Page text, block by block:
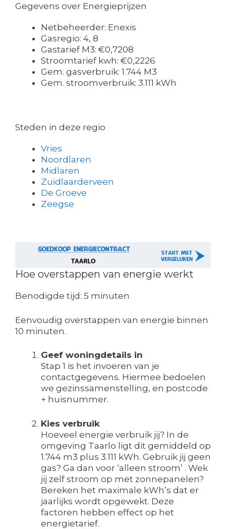
Gegevens over Energieprijzen
Netbeheerder: Enexis
Gasregio: 4, 8
Gastarief M3: €0,7208
Stroomtarief kwh: €0,2226
Gem. gasverbruik: 1.744 M3
Gem. stroomverbruik: 3.111 kWh
Steden in deze regio
Vries
Noordlaren
Midlaren
Zuidlaarderveen
De Groeve
Zeegse
Hoe overstappen van energie werkt
Benodigde tijd: 5 minuten
Eenvoudig overstappen van energie binnen
10 minuten.
Geef woningdetails in
Stap 1 is het invoeren van je
contactgegevens. Hiermee bedoelen
we gezinssamenstelling, en postcode
+ huisnummer.
Kies verbruik
Hoeveel energie verbruik jij? In de
omgeving Taarlo ligt dit gemiddeld op
1.744 m3 plus 3.111 kWh. Gebruik jij geen
gas? Ga dan voor ‘alleen stroom’ . Wek
jij zelf stroom op met zonnepanelen?
Bereken het maximale kWh’s dat er
jaarlijks wordt opgewekt. Deze
factoren hebben effect op het
energietarief.